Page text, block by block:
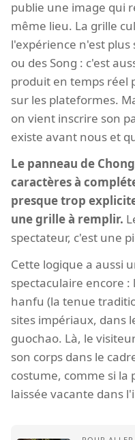
publie une image qui
même lieu. La grille
l'expérience n'est plus
ou des Song : c'est
produit en temps réel
sur les plateformes.
on vient inscrire son
existe avant nous et
Le panneau de
caractères à
presque trop
une grille à remplir.
spectateur, c'est une
Cette logique a aussi
spectaculaire encore
hanfu (la tenue
sites impériaux, dans
guochao. Là, le
son corps dans le
costume, comme si la
laissée vacante dans